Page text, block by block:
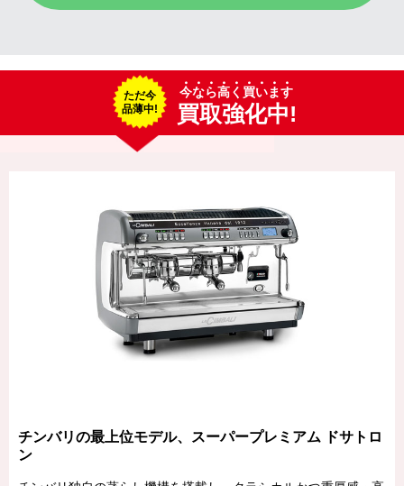
ただ今
品薄中!
今なら高く買います
買取強化中!
チンバリの最上位モデル、スーパープレミアム ドサトロ
ン